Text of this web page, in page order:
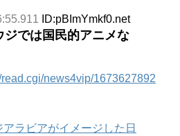
ID:pBImYmkf0.net
ジでは国民的アニメな
read.cgi/news4vip/1673627892
アラビアがイメージした日